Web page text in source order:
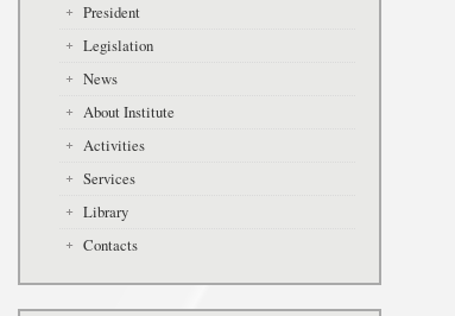
President
Legislation
News
About Institute
Activities
Services
Library
Contacts